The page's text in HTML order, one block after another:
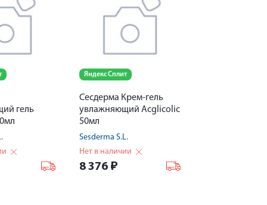
гель
Яндекс Сплит
Сесдерма Крем-гель
увлажняющий Acglicolic
50мл
Sesderma S.L.
Нет в наличии
8 376 ₽